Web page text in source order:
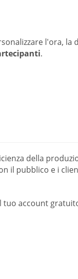
l'ora, la
.
della
il pubblico e i
tuo account